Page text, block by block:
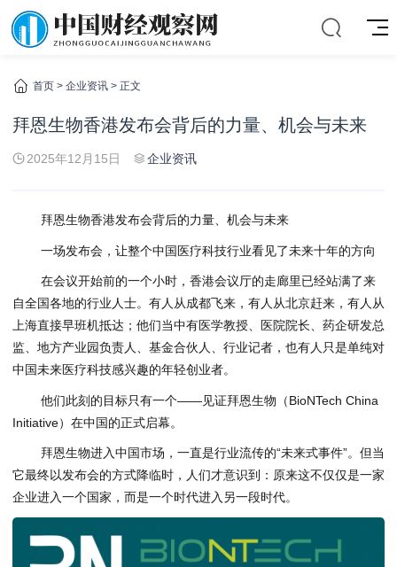
首页 > 企业资讯 > 正文
拜恩生物香港发布会背后的力量、机会与未来
2025年12月15日 企业资讯
拜恩生物香港发布会背后的力量、机会与未来
一场发布会，让整个中国医疗科技行业看见了未来十年的方向
在会议开始前的一个小时，香港会议厅的走廊里已经站满了来
自全国各地的行业人士。有人从成都飞来，有人从北京赶来，有人从
上海直接早班机抵达；他们当中有医学教授、医院院长、药企研发总
监、地方产业园负责人、基金合伙人、行业记者，也有人只是单纯对
中国未来医疗科技感兴趣的年轻创业者。
他们此刻的目标只有一个——见证拜恩生物（BioNTech China
Initiative）在中国的正式启幕。
拜恩生物进入中国市场，一直是行业流传的“未来式事件”。但当
它最终以发布会的方式降临时，人们才意识到：原来这不仅仅是一家
企业进入一个国家，而是一个时代进入另一段时代。